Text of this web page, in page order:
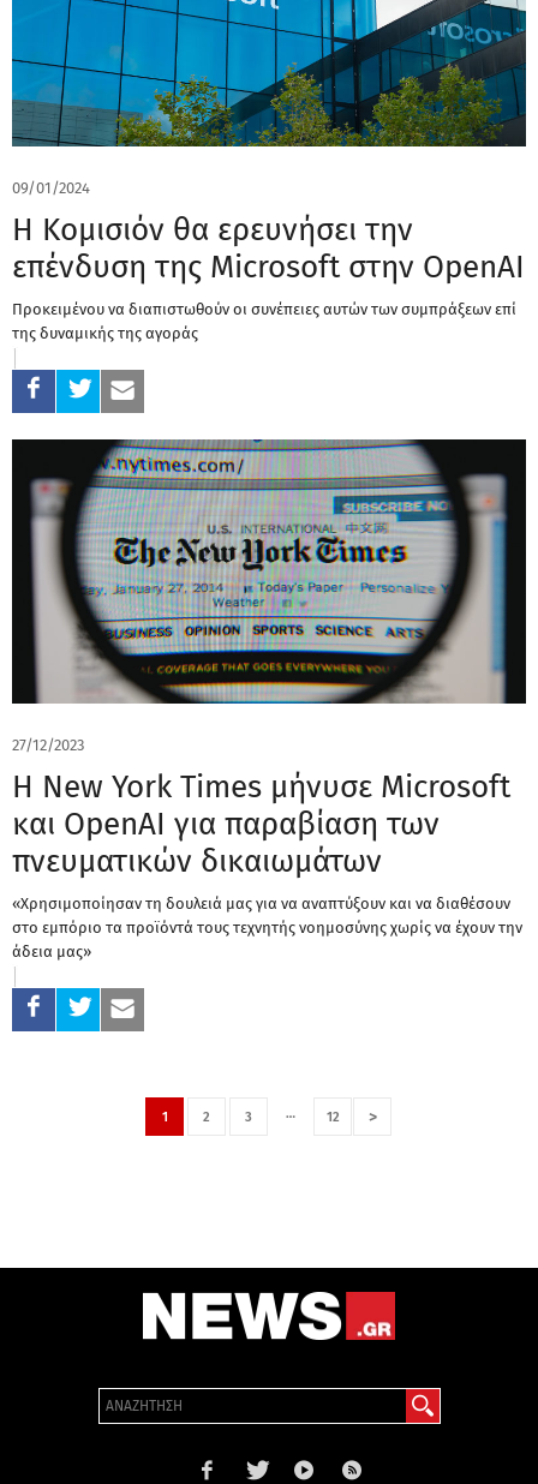
09/01/2024
Η Κομισιόν θα ερευνήσει την
επένδυση της Microsoft στην OpenAI
Προκειμένου να διαπιστωθούν οι συνέπειες αυτών των συμπράξεων επί
της δυναμικής της αγοράς
27/12/2023
Η New York Times μήνυσε Microsoft
και OpenAI για παραβίαση των
πνευματικών δικαιωμάτων
«Χρησιμοποίησαν τη δουλειά μας για να αναπτύξουν και να διαθέσουν
στο εμπόριο τα προϊόντά τους τεχνητής νοημοσύνης χωρίς να έχουν την
άδεια μας»
1 2 3 … 12 >